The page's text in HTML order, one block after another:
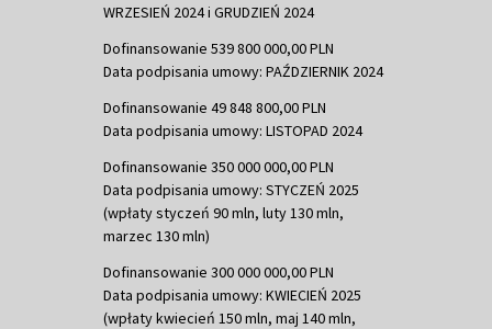
WRZESIEŃ 2024 i GRUDZIEŃ 2024
Dofinansowanie 539 800 000,00 PLN
Data podpisania umowy: PAŹDZIERNIK 2024
Dofinansowanie 49 848 800,00 PLN
Data podpisania umowy: LISTOPAD 2024
Dofinansowanie 350 000 000,00 PLN
Data podpisania umowy: STYCZEŃ 2025
(wpłaty styczeń 90 mln, luty 130 mln,
marzec 130 mln)
Dofinansowanie 300 000 000,00 PLN
Data podpisania umowy: KWIECIEŃ 2025
(wpłaty kwiecień 150 mln, maj 140 mln,